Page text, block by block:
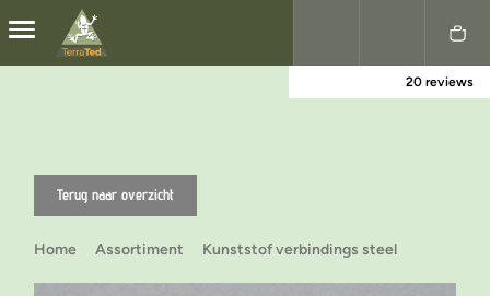
Nederlands
20 reviews
Terug naar overzicht
Home Assortiment Kunststof verbindings steel